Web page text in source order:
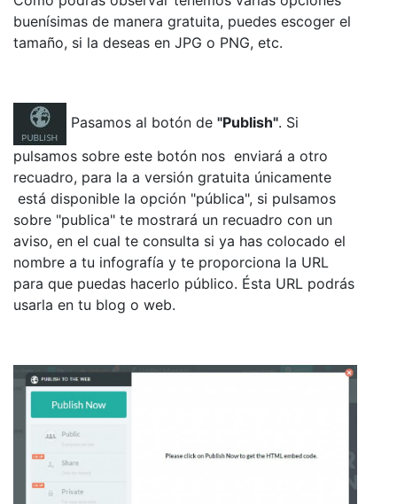
buenísimas de manera gratuita, puedes escoger el
tamaño, si la deseas en JPG o PNG, etc.
Pasamos al botón de "Publish". Si
pulsamos sobre este botón nos enviará a otro
recuadro, para la a versión gratuita únicamente
está disponible la opción "pública", si pulsamos
sobre "publica" te mostrará un recuadro con un
aviso, en el cual te consulta si ya has colocado el
nombre a tu infografía y te proporciona la URL
para que puedas hacerlo público. Ésta URL podrás
usarla en tu blog o web.